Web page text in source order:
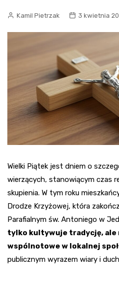
Kamil Pietrzak 3 kwietnia
Wielki Piątek jest dniem o
wierzących, stanowiącym czas
skupienia. W tym roku
Drodze Krzyżowej, która
Parafialnym św. Antoniego w
tylko kultywuje tradycję, ale
wspólnotowe w lokalnej
publicznym wyrazem wiary i